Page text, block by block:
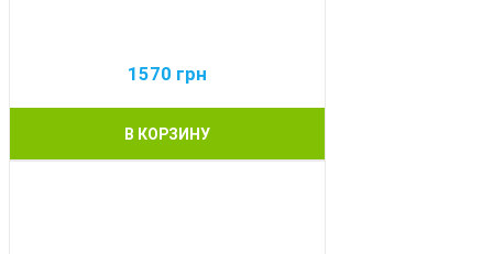
1570 грн
В КОРЗИНУ